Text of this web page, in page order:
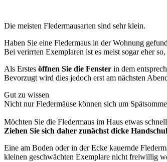
Die meisten Fledermausarten sind sehr klein.
Haben Sie eine Fledermaus in der Wohnung
Bei verirrten Exemplaren ist es meist sogar eher so,
Als Erstes öffnen Sie die Fenster in dem
Bevorzugt wird dies jedoch erst am nächsten
Gut zu wissen
Nicht nur Fledermäuse können sich um
Möchten Sie die Fledermaus im Haus etwas
Ziehen Sie sich daher zunächst dicke
Eine am Boden oder in der Ecke kauernde
kleinen geschwächten Exemplare nicht freiwillig